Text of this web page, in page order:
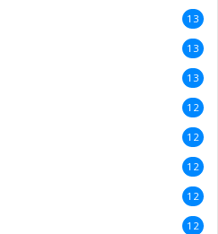
13
13
13
12
12
12
12
12